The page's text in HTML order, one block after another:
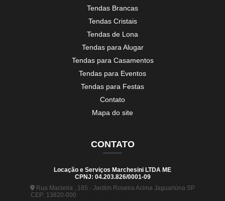
Tendas Brancas
Tendas Cristais
Tendas de Lona
Tendas para Alugar
Tendas para Casamentos
Tendas para Eventos
Tendas para Festas
Contato
Mapa do site
CONTATO
Locação e Serviços Marchesini LTDA ME
CPNJ: 04.203.826/0001-09
Rua Macieira , 185 - Jardim Roseira Acima Jaguariúna SP
CEP: 13820-000